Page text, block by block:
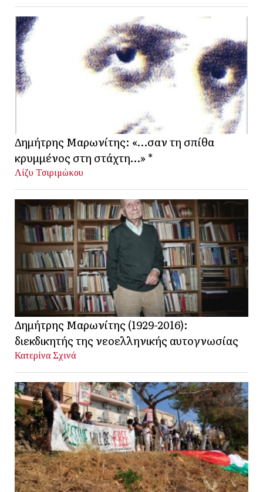
Δημήτρης Μαρωνίτης: «…σαν τη σπίθα
κρυμμένος στη στάχτη…» *
Λίζυ Τσιριμώκου
Δημήτρης Μαρωνίτης (1929-2016):
διεκδικητής της νεοελληνικής αυτογνωσίας
Κατερίνα Σχινά